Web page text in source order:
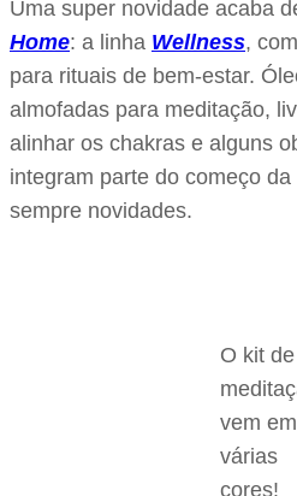
Uma super novidade acaba
Home: a linha Wellness,
para rituais de bem-estar.
almofadas para meditação,
alinhar os chakras e alguns
integram parte do começo
sempre novidades.
O kit de
vem em
várias
cores!